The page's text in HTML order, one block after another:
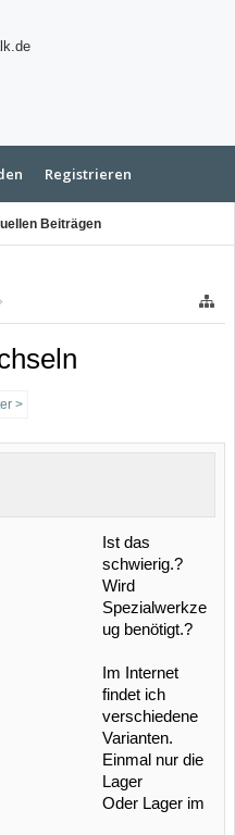
Beiträgen
Registrieren
>
Ist das
schwierig.?
Wird
Spezialwerkze
ug benötigt.?
Im Internet
findet ich
verschiedene
Varianten.
Einmal nur die
Lager
Oder Lager im